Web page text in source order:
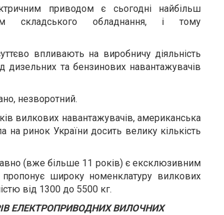
приводом є сьогодні найбільш
складського обладнання, і тому
впливають на виробничу діяльність
дизельних та бензинових навантажувачів
незворотний.
вилкових навантажувачів, американська
на ринок України досить велику кількість
(вже більше 11 років) є ексклюзивним
широку номенклатуру вилкових
від 1300 до 5500 кг.
ЕЛЕКТРОПРИВОДНИХ ВИЛОЧНИХ